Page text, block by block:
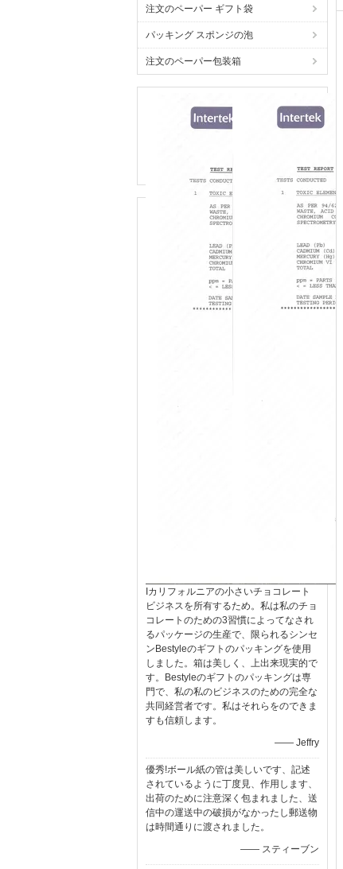
注文のペーパー ギフト袋
パッキング スポンジの泡
注文のペーパー包装箱
Iカリフォルニアの小さいチョコレート
ビジネスを所有するため。私は私のチョ
コレートのための3習慣によってなされ
るパッケージの生産で、限られるシンセ
ンBestyleのギフトのパッキングを使用
しました。箱は美しく、上出来現実的で
す。Bestyleのギフトのパッキングは専
門で、私の私のビジネスのための完全な
共同経営者です。私はそれらをのできま
すも信頼します。
—— Jeffry
優秀!ボール紙の管は美しいです、記述
されているように丁度見、作用します、
出荷のために注意深く包まれました、送
信中の運送中の破損がなかったし郵送物
は時間通りに渡されました。
—— スティーブン